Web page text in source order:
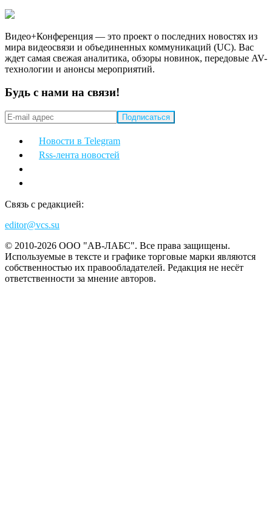
Видео+Конференция — это проект о последних новостях из
мира видеосвязи и объединенных коммуникаций (UC). Вас
ждет самая свежая аналитика, обзоры новинок, передовые AV-
технологии и анонсы мероприятий.
Будь с нами на связи!
Новости в Telegram
Rss-лента новостей
Связь с редакцией:
editor@vcs.su
© 2010-2026 ООО "АВ-ЛАБС". Все права защищены.
Используемые в тексте и графике торговые марки являются
собственностью их правообладателей. Редакция не несёт
ответственности за мнение авторов.